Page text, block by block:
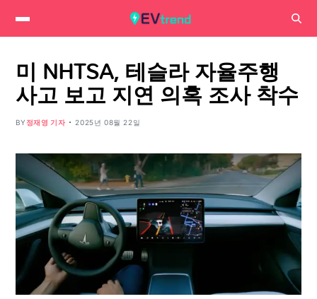
미 NHTSA, 테슬라 자율주행
사고 보고 지연 의혹 조사 착수
BY 정재영 기자 2025년 08월 22일